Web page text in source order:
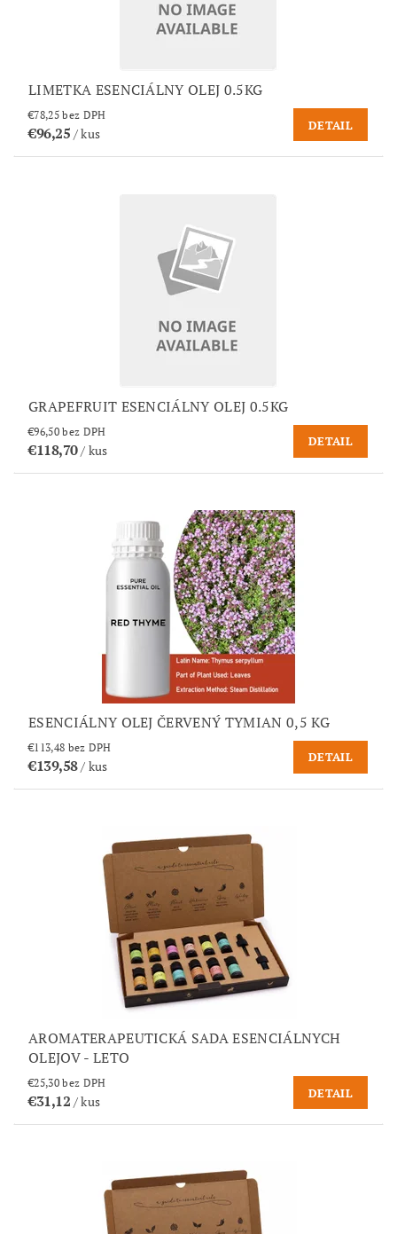
LIMETKA ESENCIÁLNY OLEJ 0.5KG
€78,25 bez DPH
€96,25 / kus
DETAIL
GRAPEFRUIT ESENCIÁLNY OLEJ 0.5KG
€96,50 bez DPH
€118,70/ kus
DETAIL
ESENCIÁLNY OLEJ ČERVENÝ TYMIAN 0,5 KG
€113,48 bez DPH
€139,58/ kus
DETAIL
AROMATERAPEUTICKÁ SADA ESENCIÁLNYCH
OLEJOV - LETO
€25,30 bez DPH
€31,12 / kus
DETAIL